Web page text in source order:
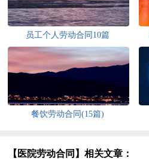
员工个人劳动合同10篇
餐饮劳动合同(15篇)
【医院劳动合同】相关文章：